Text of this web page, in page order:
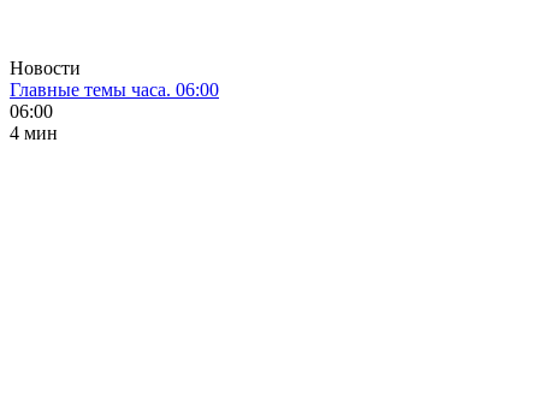
Новости
Главные темы часа. 06:00
06:00
4 мин